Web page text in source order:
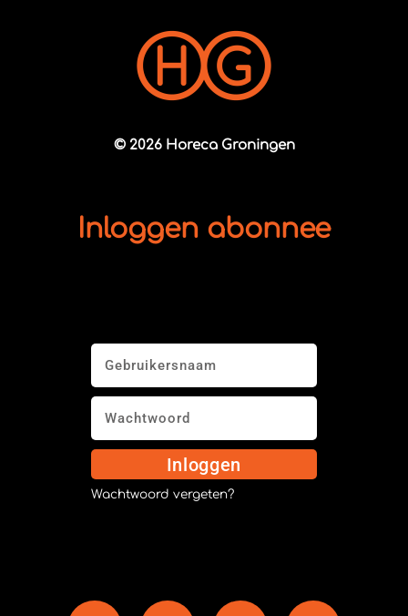
© 2026 Horeca Groningen
Inloggen abonnee
Inloggen
Wachtwoord vergeten?